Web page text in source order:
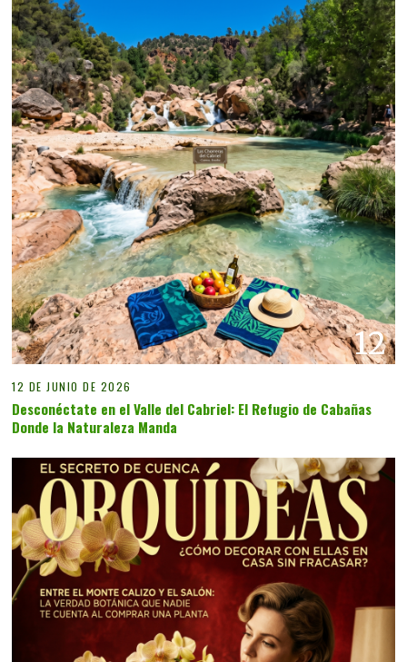
12
12 DE JUNIO DE 2026
Desconéctate en el Valle del Cabriel: El Refugio de Cabañas
Donde la Naturaleza Manda